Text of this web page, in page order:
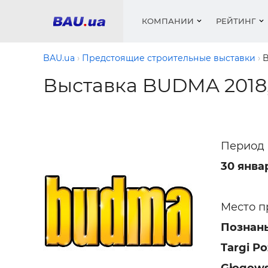
КОМПАНИИ РЕЙТИНГ
Мебель
Окна
песок,
BAU.ua Предстоящие строительные выставки
Выставка BUDMA
Период
30
Место
Targi